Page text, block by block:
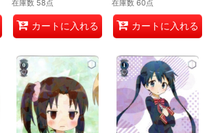
在庫数 58点
カートに入れる
在庫数 60点
カートに入れる